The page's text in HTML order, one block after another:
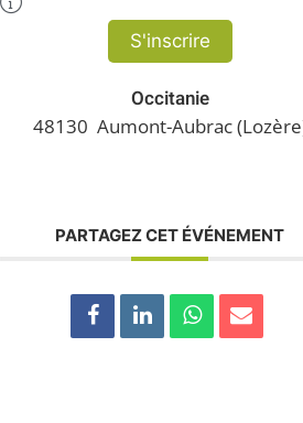
S'inscrire
Occitanie
48130 Aumont-Aubrac
PARTAGEZ CET ÉVÉNEMENT